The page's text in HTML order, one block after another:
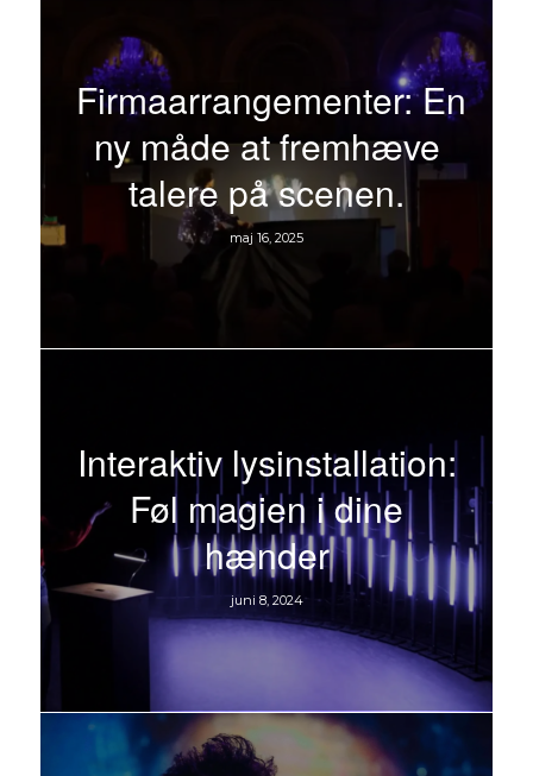
Firmaarrangementer: En
ny måde at fremhæve
talere på scenen.
maj 16, 2025
Interaktiv lysinstallation:
Føl magien i dine
hænder
juni 8, 2024